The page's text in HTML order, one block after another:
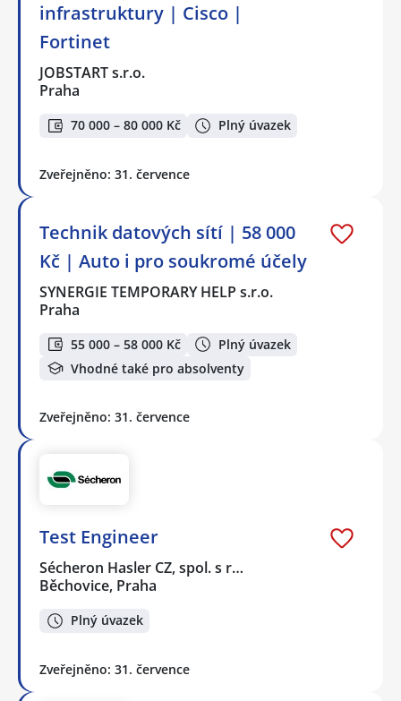
infrastruktury | Cisco |
Fortinet
JOBSTART s.r.o.
Praha
70 000 – 80 000 Kč Plný úvazek
Zveřejněno: 31. července
Technik datových sítí | 58 000
Kč | Auto i pro soukromé účely
SYNERGIE TEMPORARY HELP s.r.o.
Praha
55 000 – 58 000 Kč
Plný úvazek
Vhodné také pro absolventy
Zveřejněno: 31. července
Test Engineer
Sécheron Hasler CZ, spol. s r…
Běchovice, Praha
Plný úvazek
Zveřejněno: 31. července